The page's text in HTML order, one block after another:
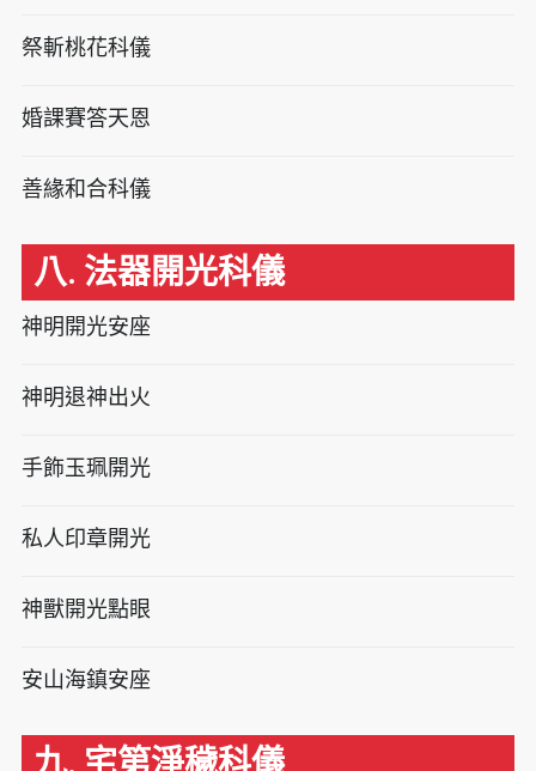
祭斬桃花科儀
婚課賽答天恩
善緣和合科儀
八. 法器開光科儀
神明開光安座
神明退神出火
手飾玉珮開光
私人印章開光
神獸開光點眼
安山海鎮安座